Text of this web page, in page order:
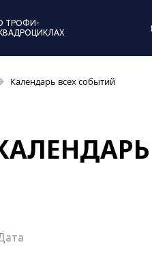
ТРОФИ-
Календарь всех событий